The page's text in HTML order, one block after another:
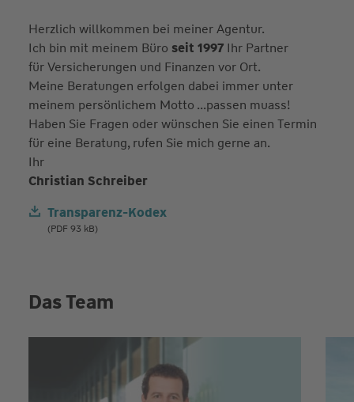
Herzlich willkommen bei meiner Agentur.
Ich bin mit meinem Büro seit 1997 Ihr Partner
für Versicherungen und Finanzen vor Ort.
Meine Beratungen erfolgen dabei immer unter
meinem persönlichem Motto ...passen muass!
Haben Sie Fragen oder wünschen Sie einen Termin
für eine Beratung, rufen Sie mich gerne an.
Ihr
Christian Schreiber
Transparenz-Kodex
(PDF 93 kB)
Das Team